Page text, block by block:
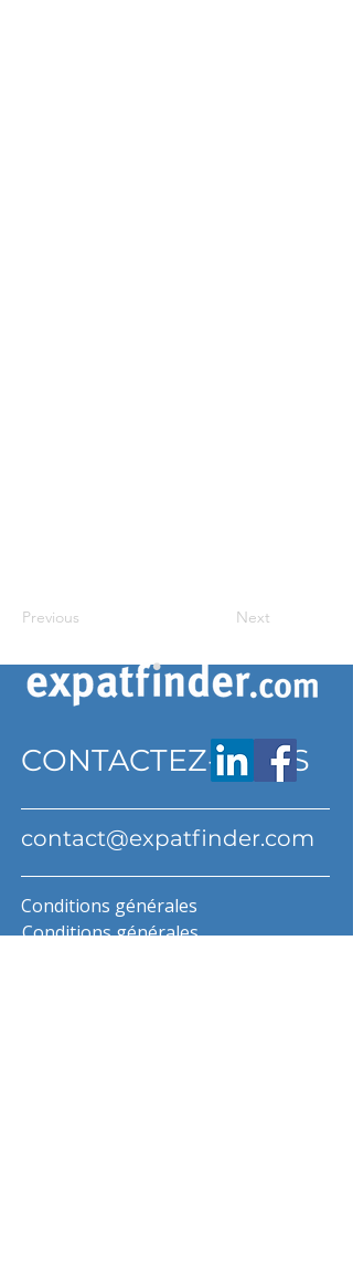
Previous Next
CONTACTEZ-NOUS
contact@expatfinder.com
Conditions générales
Conditions générales